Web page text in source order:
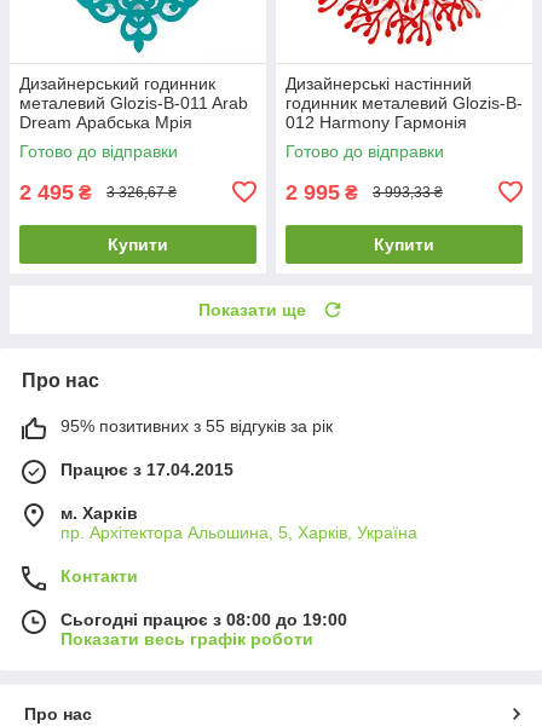
Дизайнерський годинник
металевий Glozis-B-011 Arab
Dream Арабська Мрія
блакитні/бірюзові (50 см)
[Метал,
Готово до відправки
2 495 ₴ 3 326,67 ₴
Купити
Дизайнерські настінний
годинник металевий Glozis-B-
012 Harmony Гармонія
червоні (50 см) [Метал,
Відкрито,
Готово до відправки
2 995 ₴ 3 993,33 ₴
Купити
Показати ще
Про нас
95% позитивних з 55 відгуків за рік
Працює з 17.04.2015
м. Харків
пр. Архітектора Альошина, 5, Харків, Україна
Контакти
Сьогодні працює з 08:00 до 19:00
Показати весь графік роботи
Про нас